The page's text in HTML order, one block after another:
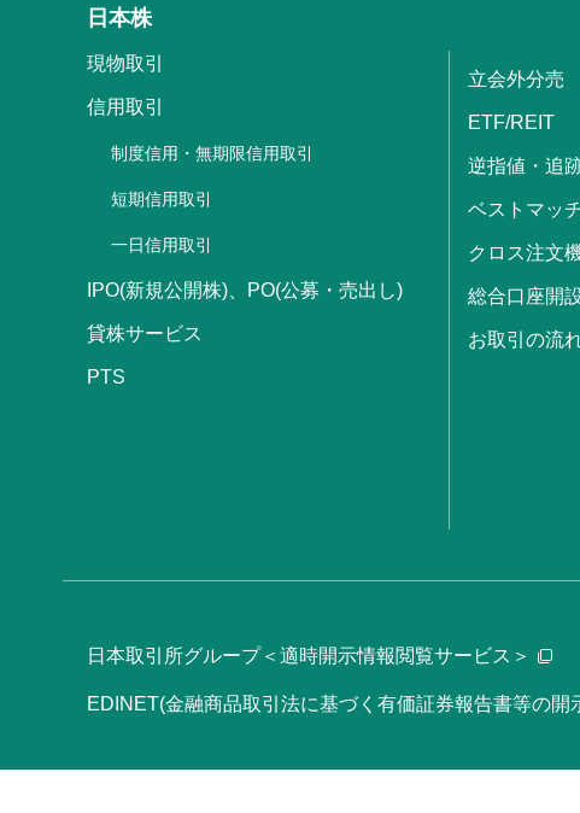
日本株
現物取引
信用取引
制度信用・無期限信用取引
短期信用取引
一日信用取引
IPO(新規公開株)、PO(公募・売出し)
貸株サービス
PTS
立会外分売
ETF/REIT
逆指値・追
ベストマッ
クロス注文
総合口座開
お取引の流
日本取引所グループ＜適時開示情報閲覧サービス＞
EDINET(金融商品取引法に基づく有価証券報告書等の